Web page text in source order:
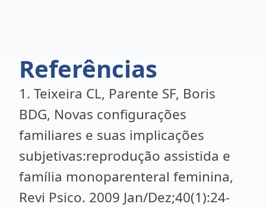
Referências
1. Teixeira CL, Parente SF, Boris
BDG, Novas configurações
familiares e suas implicações
subjetivas:reprodução assistida e
família monoparenteral feminina,
Revi Psico. 2009 Jan/Dez;40(1):24-